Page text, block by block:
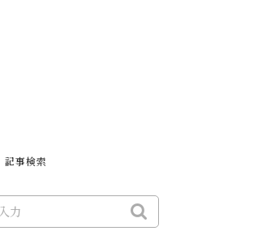
記事検索